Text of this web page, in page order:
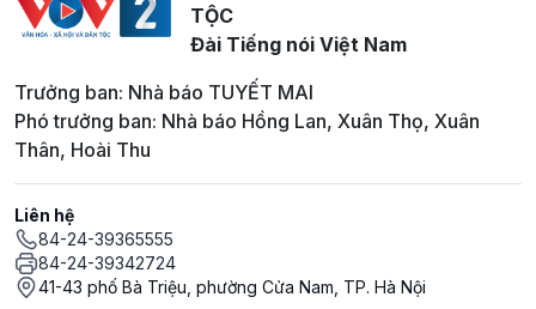
TỘC
Đài Tiếng nói Việt Nam
Trưởng ban: Nhà báo TUYẾT MAI
Phó trưởng ban: Nhà báo Hồng Lan, Xuân Thọ, Xuân
Thân, Hoài Thu
Liên hệ
84-24-39365555
84-24-39342724
41-43 phố Bà Triệu, phường Cửa Nam, TP. Hà Nội